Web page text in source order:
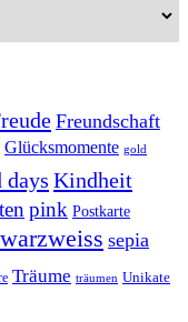
Freundschaft
Glücksmomente gold
Kindheit
pink Postkarte
sepia
Träume träumen Unikate